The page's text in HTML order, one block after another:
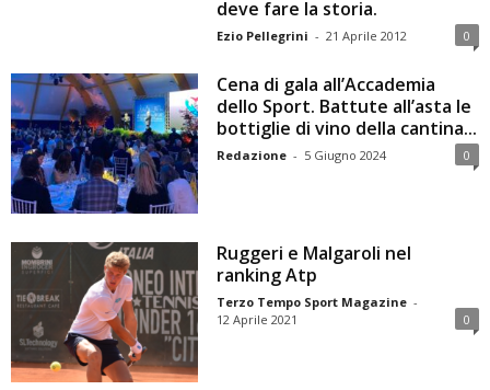
deve fare la storia.
Ezio Pellegrini - 21 Aprile 2012 0
Cena di gala all’Accademia
dello Sport. Battute all’asta le
bottiglie di vino della cantina...
Redazione - 5 Giugno 2024 0
Ruggeri e Malgaroli nel
ranking Atp
Terzo Tempo Sport Magazine -
12 Aprile 2021
0